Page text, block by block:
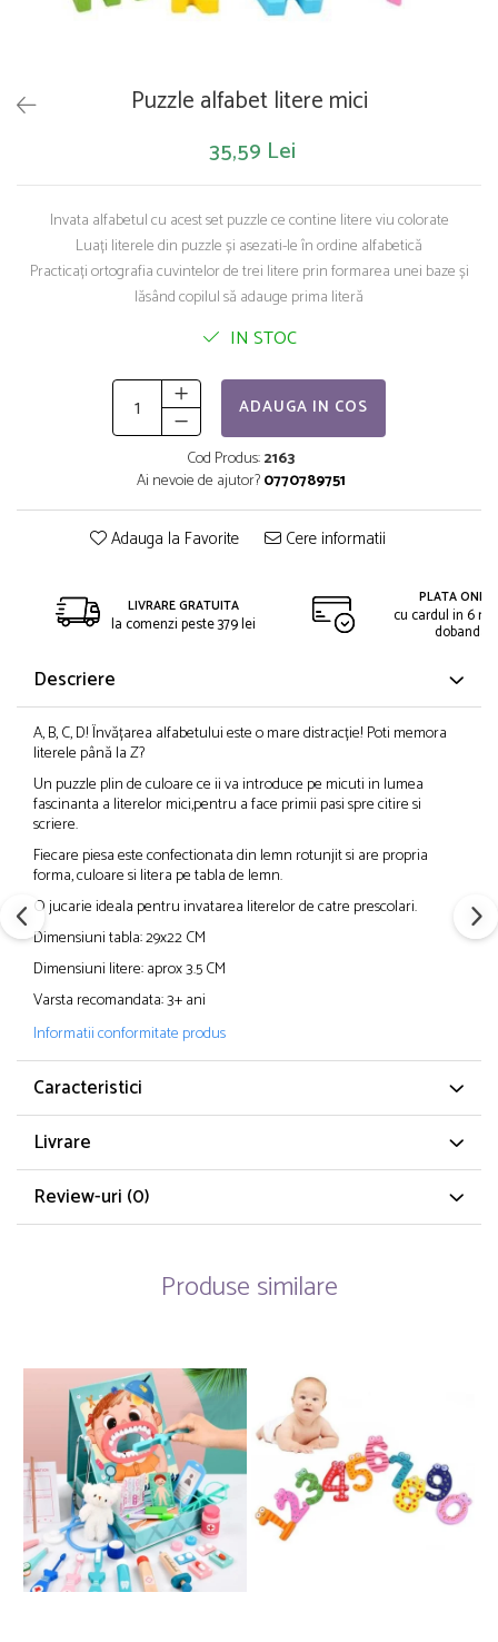
Puzzle alfabet litere mici
35,59 Lei
Invata alfabetul cu acest set puzzle ce contine litere viu colorate
Luați literele din puzzle și asezati-le în ordine alfabetică
Practicați ortografia cuvintelor de trei litere prin formarea unei baze și
lăsând copilul să adauge prima literă
IN STOC
ADAUGA IN COS
Cod Produs:2163
Ai nevoie de ajutor?0770789751
Adauga la Favorite Cere informatii
LIVRARE GRATUITA
la comenzi peste 379 lei
PLATA
cu cardul in 6
dobanda
Descriere
A, B, C, D! Învățarea alfabetului este o mare distracție! Poti memora
literele până la Z?
Un puzzle plin de culoare ce ii va introduce pe micuti in lumea
fascinanta a literelor mici,pentru a face primii pasi spre citire si
scriere.
Fiecare piesa este confectionata din lemn rotunjit si are propria
forma, culoare si litera pe tabla de lemn.
O jucarie ideala pentru invatarea literelor de catre prescolari.
Dimensiuni tabla: 29x22 CM
Dimensiuni litere: aprox 3.5 CM
Varsta recomandata: 3+ ani
Informatii conformitate produs
Caracteristici
Livrare
Review-uri (0)
Produse similare